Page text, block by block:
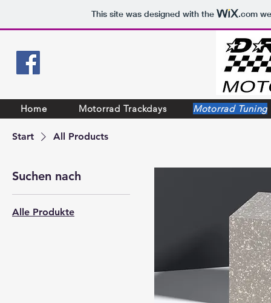
This site was designed with the .com
Home Motorrad Trackdays Motorrad Tuning
Start All Products
Suchen nach
Alle Produkte